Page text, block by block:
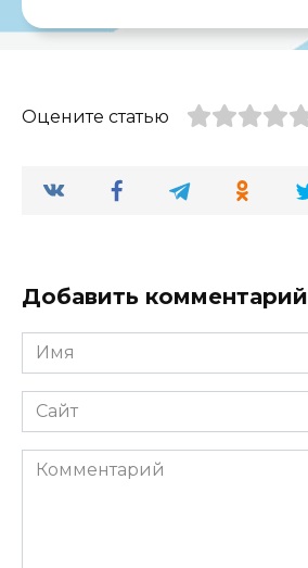
Оцените статью
Добавить комментарий
Имя
*
Сайт
Комментарий